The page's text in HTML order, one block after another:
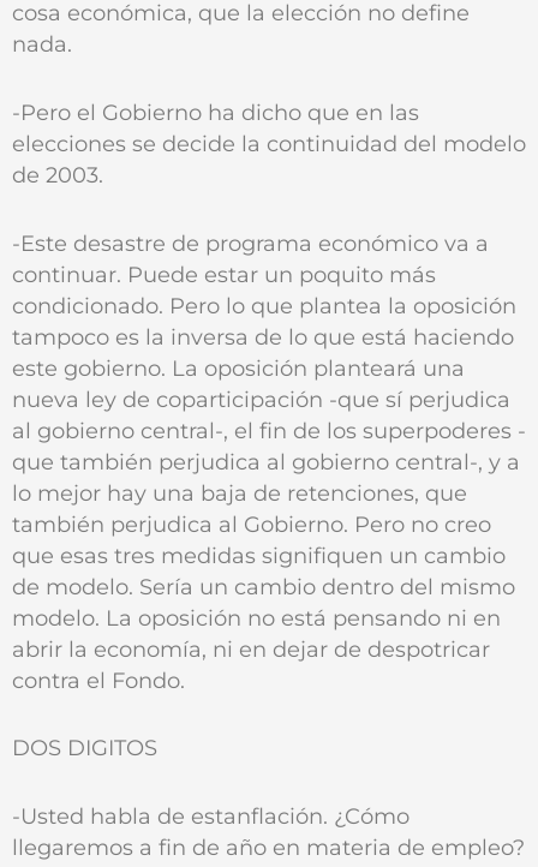
cosa económica, que la elección no define
nada.
-Pero el Gobierno ha dicho que en las
elecciones se decide la continuidad del modelo
de 2003.
-Este desastre de programa económico va a
continuar. Puede estar un poquito más
condicionado. Pero lo que plantea la oposición
tampoco es la inversa de lo que está haciendo
este gobierno. La oposición planteará una
nueva ley de coparticipación -que sí perjudica
al gobierno central-, el fin de los superpoderes -
que también perjudica al gobierno central-, y a
lo mejor hay una baja de retenciones, que
también perjudica al Gobierno. Pero no creo
que esas tres medidas signifiquen un cambio
de modelo. Sería un cambio dentro del mismo
modelo. La oposición no está pensando ni en
abrir la economía, ni en dejar de despotricar
contra el Fondo.
DOS DIGITOS
-Usted habla de estanflación. ¿Cómo
llegaremos a fin de año en materia de empleo?